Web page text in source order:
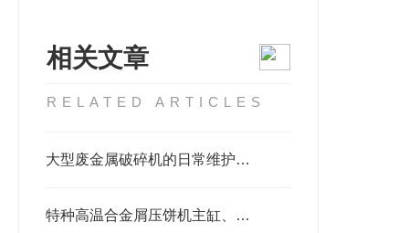
相关文章
RELATED ARTICLES
大型废金属破碎机的日常维护与故障排除指南
特种高温合金屑压饼机主缸、密封与框架结构解析